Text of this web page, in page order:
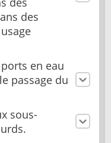
des
en eau
passage du
sous-